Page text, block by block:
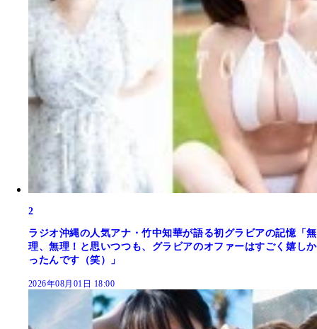
2
ラジオ沖縄の人気アナ・竹中知華が語る初グラビアの記憶「無
理、無理！と思いつつも、グラビアのオファーはすごく嬉しか
ったんです（笑）」
2026年08月01日 18:00